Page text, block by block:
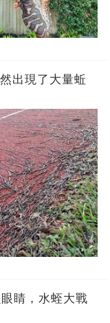
出現了大量蚯
睛，水蛭大戰